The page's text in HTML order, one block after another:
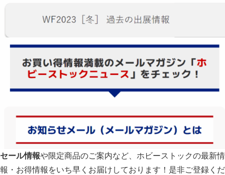
セール情報や限定商品のご案内など、ホビーストックの最新情
報・お得情報をいち早くお届けしております！是非ご登録くだ